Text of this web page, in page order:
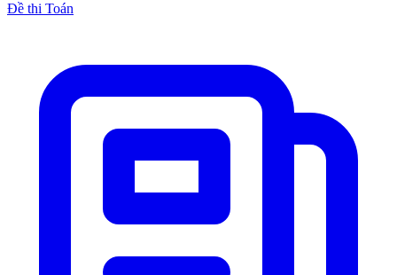
Đề thi Toán